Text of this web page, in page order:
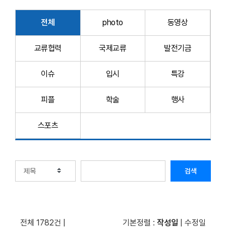
전체 photo 동영상
교류협력 국제교류 발전기금
이슈 입시 특강
피플 학술 행사
스포츠
검색
전체 1782건 기본정렬 : 작성일 수정일